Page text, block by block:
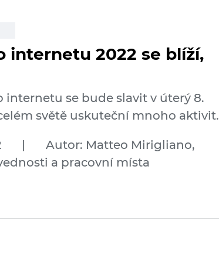
internetu 2022 se blíží,
internetu se bude slavit v úterý 8.
světě uskuteční mnoho aktivit.
|
Autor: Matteo Mirigliano,
a pracovní místa